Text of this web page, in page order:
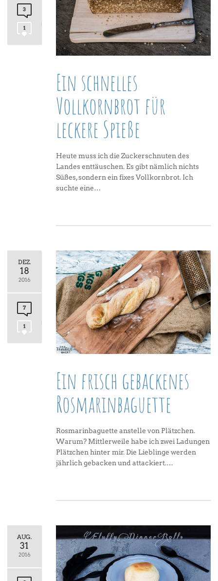
3
1
Ein schnelles
Vollkornbrot für
leckere Spieße
Heute muss ich die Zuckerschnuten des
Landes enttäuschen. Es gibt nämlich nichts
Süßes, sondern ein fixes Vollkornbrot. Ich
suchte eine…
DEZ.
18
2016
7
1
Ein frisch gebackenes
Rosmarinbaguette
Rosmarinbaguette anstelle von Plätzchen.
Warum? Mittlerweile habe ich zwei Ladungen
Plätzchen hinter mir. Die Lieblinge werden
jährlich gebacken und attackiert.…
AUG.
31
2016